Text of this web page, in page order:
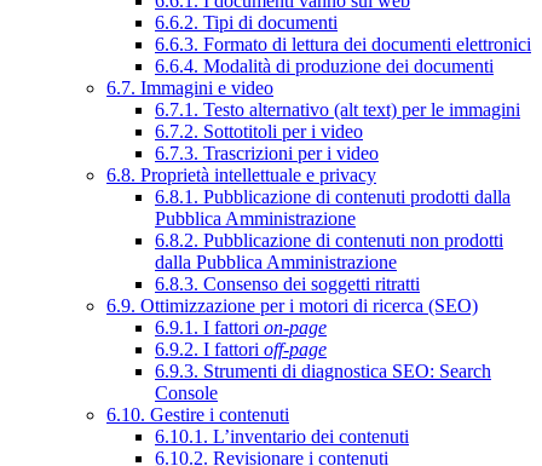
6.6.2. Tipi di documenti
6.6.3. Formato di lettura dei documenti elettronici
6.6.4. Modalità di produzione dei documenti
6.7. Immagini e video
6.7.1. Testo alternativo (alt text) per le immagini
6.7.2. Sottotitoli per i video
6.7.3. Trascrizioni per i video
6.8. Proprietà intellettuale e privacy
6.8.1. Pubblicazione di contenuti prodotti dalla
Pubblica Amministrazione
6.8.2. Pubblicazione di contenuti non prodotti
dalla Pubblica Amministrazione
6.8.3. Consenso dei soggetti ritratti
6.9. Ottimizzazione per i motori di ricerca (SEO)
6.9.1. I fattori on-page
6.9.2. I fattori off-page
6.9.3. Strumenti di diagnostica SEO: Search
Console
6.10. Gestire i contenuti
6.10.1. L’inventario dei contenuti
6.10.2. Revisionare i contenuti